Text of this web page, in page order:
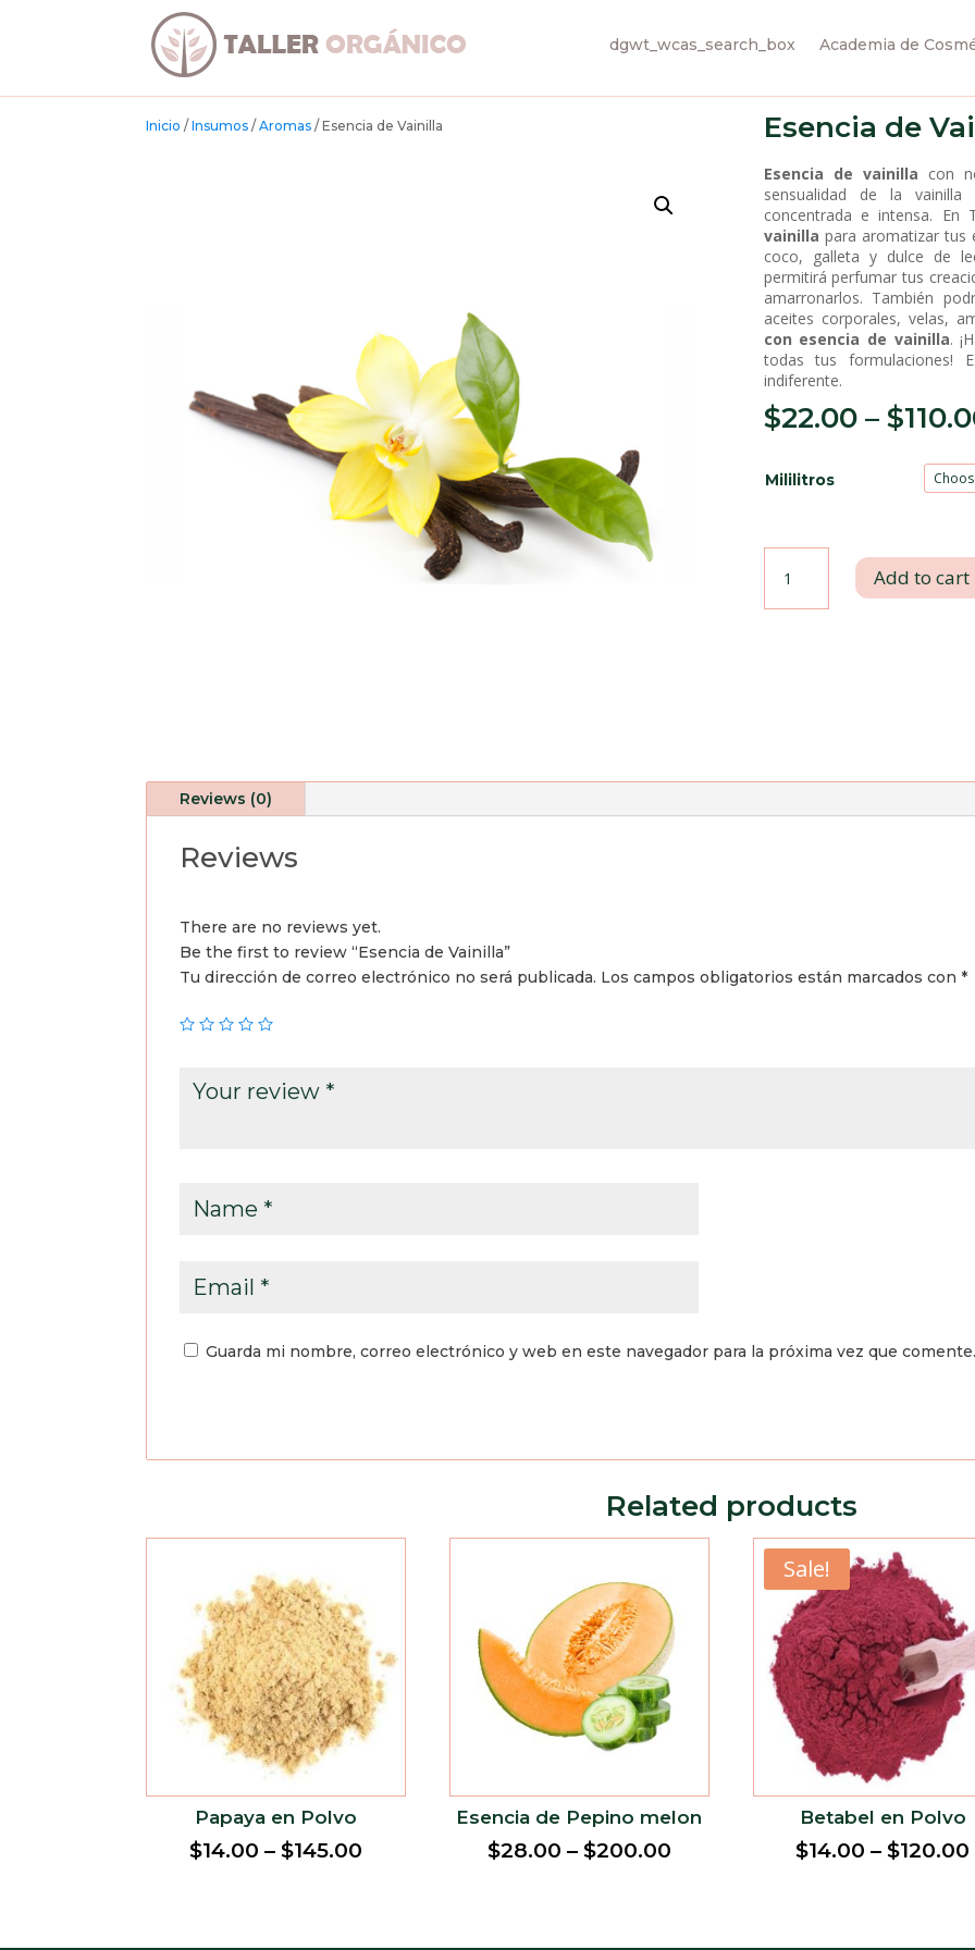
dgwt_wcas_search_box Academia de
Inicio /Insumos /Aromas / Esencia de Vainilla Esencia de
Esencia de vainilla con
sensualidad de la
concentrada e intensa. En
vainilla para aromatizar tus
coco, galleta y dulce de
permitirá perfumar tus
amarronarlos. También
aceites corporales, velas,
con esencia de vainilla.
todas tus formulaciones!
indiferente.
$22.00– $
Mililitros
Vainilla
Add to cart
Reviews (0)
Reviews
There are no reviews yet.
Be the first to review “Esencia de Vainilla”
Tu dirección de correo electrónico no será publicada. Los campos obligatorios están marcados con*
Guarda mi nombre, correo electrónico y web en este navegador para la próxima vez que
Related products
Papaya en Polvo
$14.00 – $145.00
Esencia de Pepino melon
$28.00 – $200.00
Sale!
Betabel en Polvo
$14.00 –$120.00